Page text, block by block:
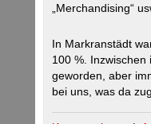
„Merchandising“
In Markranstädt
100 %.
geworden, aber
bei uns, was da